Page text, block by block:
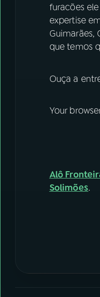
furacões
expertise
que temos
Ouça a
Your
Alô
Solimões.